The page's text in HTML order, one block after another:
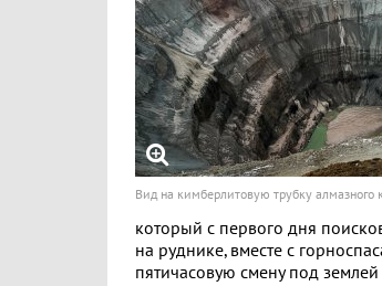
Вид на кимберлитовую трубку
который с первого дня
на руднике, вместе с
пятичасовую смену под